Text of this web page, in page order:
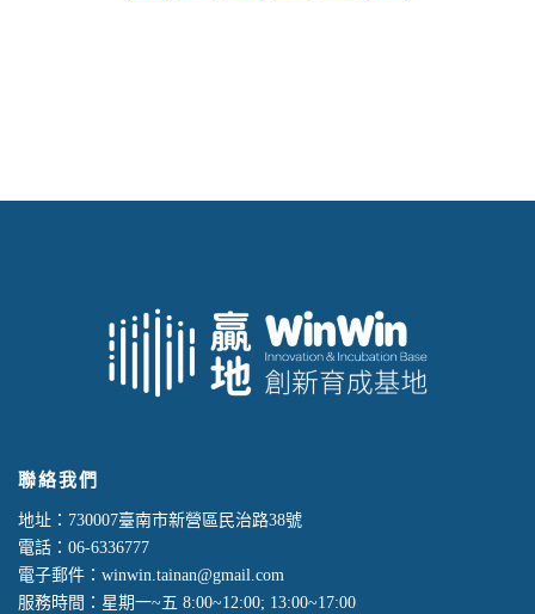
聯絡我們
地址：730007臺南市新營區民治路38號
電話：06-6336777
電子郵件：winwin.tainan@gmail.com
服務時間：星期一~五 8:00~12:00; 13:00~17:00